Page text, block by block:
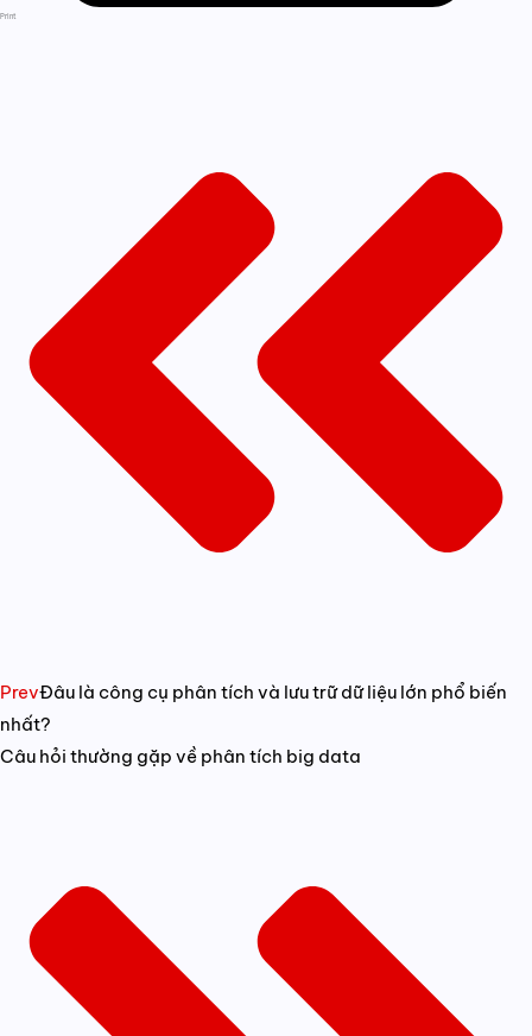
Print
PrevĐâu là công cụ phân tích và lưu trữ dữ liệu lớn phổ biến
nhất?
Câu hỏi thường gặp về phân tích big data